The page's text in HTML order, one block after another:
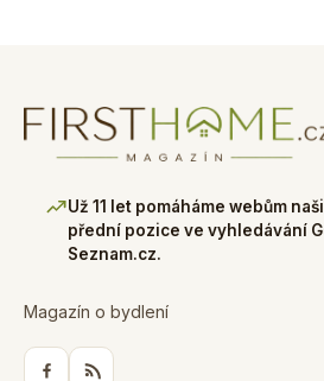
Už 11 let pomáháme webům
přední pozice ve vyhledávání
Seznam.cz.
Magazín o bydlení